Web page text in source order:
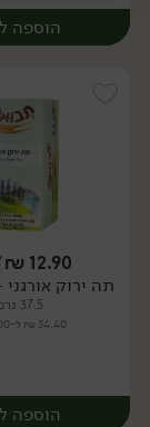
הוספה
יח׳
12.90
₪
תה ירוק
37.5 גרם
34.40 ₪ ל-100 גרם
הוספה
יח׳